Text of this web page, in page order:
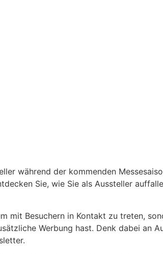
während der kommenden
Sie, wie Sie als Aussteller
mit Besuchern in Kontakt zu treten,
Werbung hast. Denk dabei an